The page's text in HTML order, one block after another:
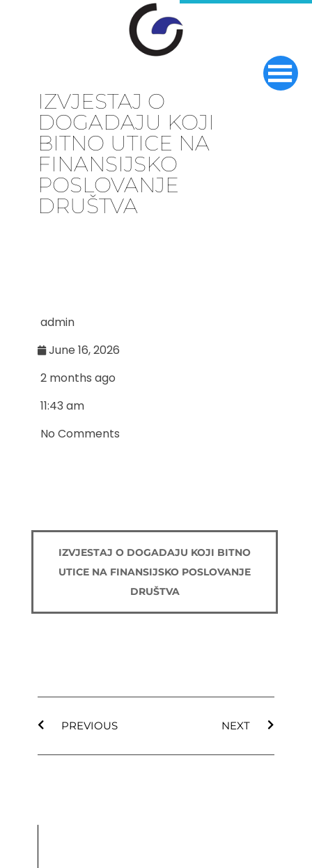
IZVJESTAJ O
DOGADAJU KOJI
BITNO UTICE NA
FINANSIJSKO
POSLOVANJE
DRUŠTVA
admin
June 16, 2026
2 months ago
11:43 am
No Comments
IZVJESTAJ O DOGADAJU KOJI BITNO
UTICE NA FINANSIJSKO POSLOVANJE
DRUŠTVA
PREVIOUS NEXT